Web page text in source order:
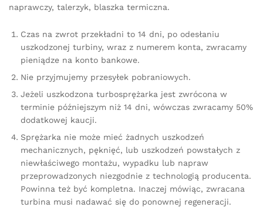
naprawczy, talerzyk, blaszka termiczna.
Czas na zwrot przekładni to 14 dni, po odesłaniu
uszkodzonej turbiny, wraz z numerem konta, zwracamy
pieniądze na konto bankowe.
Nie przyjmujemy przesyłek pobraniowych.
Jeżeli uszkodzona turbosprężarka jest zwrócona w
terminie późniejszym niż 14 dni, wówczas zwracamy 50%
dodatkowej kaucji.
Sprężarka nie może mieć żadnych uszkodzeń
mechanicznych, pęknięć, lub uszkodzeń powstałych z
niewłaściwego montażu, wypadku lub napraw
przeprowadzonych niezgodnie z technologią producenta.
Powinna też być kompletna. Inaczej mówiąc, zwracana
turbina musi nadawać się do ponownej regeneracji.